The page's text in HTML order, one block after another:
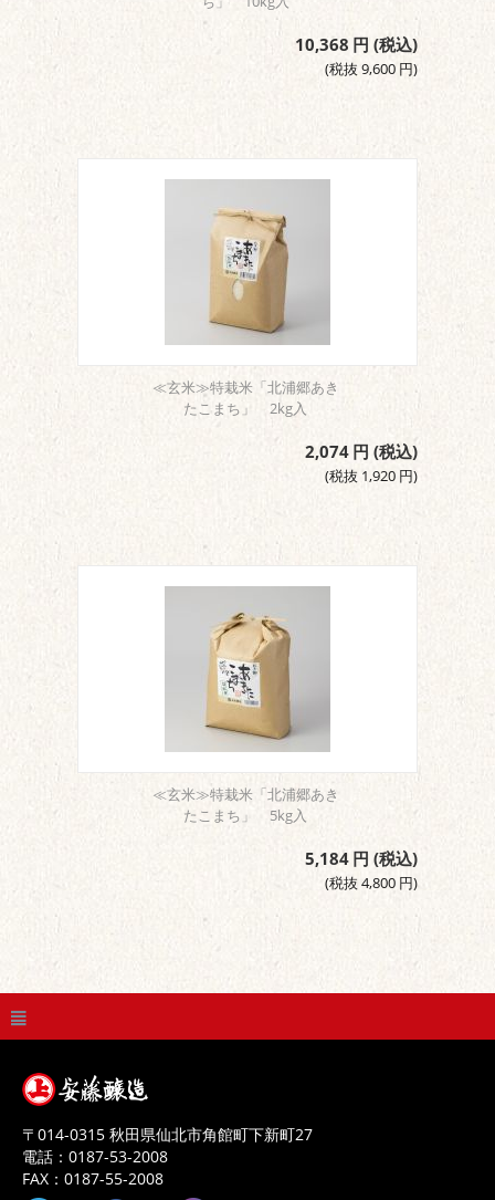
10,368 円 (税込)
(税抜 9,600 円)
≪玄米≫特栽米「北浦郷あき
たこまち」 2kg入
2,074 円 (税込)
(税抜 1,920 円)
≪玄米≫特栽米「北浦郷あき
たこまち」 5kg入
5,184 円 (税込)
(税抜 4,800 円)
〒 014-0315 秋田県仙北市角館町下新町27
電話： 0187-53-2008
FAX： 0187-55-2008